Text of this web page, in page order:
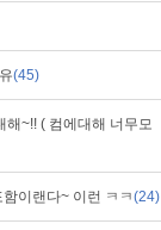
(45)
~!! ( 컴에대해 너무모
이랜다~ 이런 ㅋㅋ(24)